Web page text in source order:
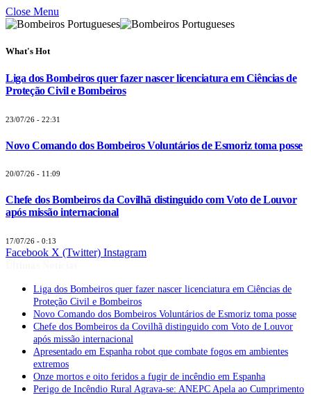
Close Menu
What's Hot
Liga dos Bombeiros quer fazer nascer licenciatura em Ciências de
Proteção Civil e Bombeiros
23/07/26 - 22:31
Novo Comando dos Bombeiros Voluntários de Esmoriz toma posse
20/07/26 - 11:09
Chefe dos Bombeiros da Covilhã distinguido com Voto de Louvor
após missão internacional
17/07/26 - 0:13
Facebook X (Twitter) Instagram
Liga dos Bombeiros quer fazer nascer licenciatura em Ciências de
Proteção Civil e Bombeiros
Novo Comando dos Bombeiros Voluntários de Esmoriz toma posse
Chefe dos Bombeiros da Covilhã distinguido com Voto de Louvor
após missão internacional
Apresentado em Espanha robot que combate fogos em ambientes
extremos
Onze mortos e oito feridos a fugir de incêndio em Espanha
Perigo de Incêndio Rural Agrava-se: ANEPC Apela ao Cumprimento